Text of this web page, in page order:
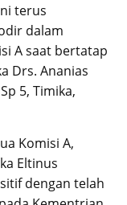
terus
dalam
A saat bertatap
Drs. Ananias
5, Timika,
Komisi A,
Eltinus
dengan telah